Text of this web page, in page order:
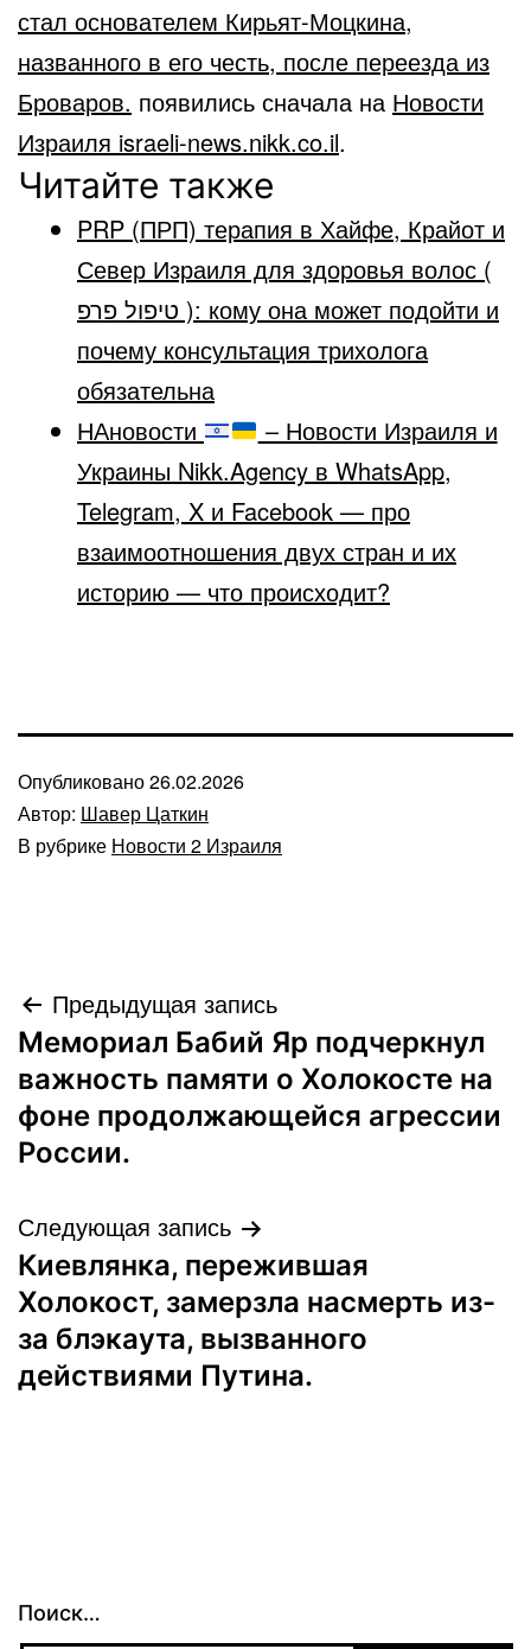
стал основателем Кирьят-Моцкина,
названного в его честь, после переезда из
Броваров. появились сначала на Новости
Израиля israeli-news.nikk.co.il.
Читайте также
PRP (ПРП) терапия в Хайфе, Крайот и
Север Израиля для здоровья волос (
טיפול פרפ ): кому она может подойти и
почему консультация трихолога
обязательна
НАновости
– Новости Израиля и
Украины Nikk.Agency в WhatsApp,
Telegram, X и Facebook — про
взаимоотношения двух стран и их
историю — что происходит?
Опубликовано26.02.2026
Автор: Шавер Цаткин
В рубрике Новости 2 Израиля
Навигация
по
записям
Предыдущая запись
Мемориал Бабий Яр подчеркнул
важность памяти о Холокосте на
фоне продолжающейся агрессии
России.
Следующая запись
Киевлянка, пережившая
Холокост, замерзла насмерть из-
за блэкаута, вызванного
действиями Путина.
Поиск…